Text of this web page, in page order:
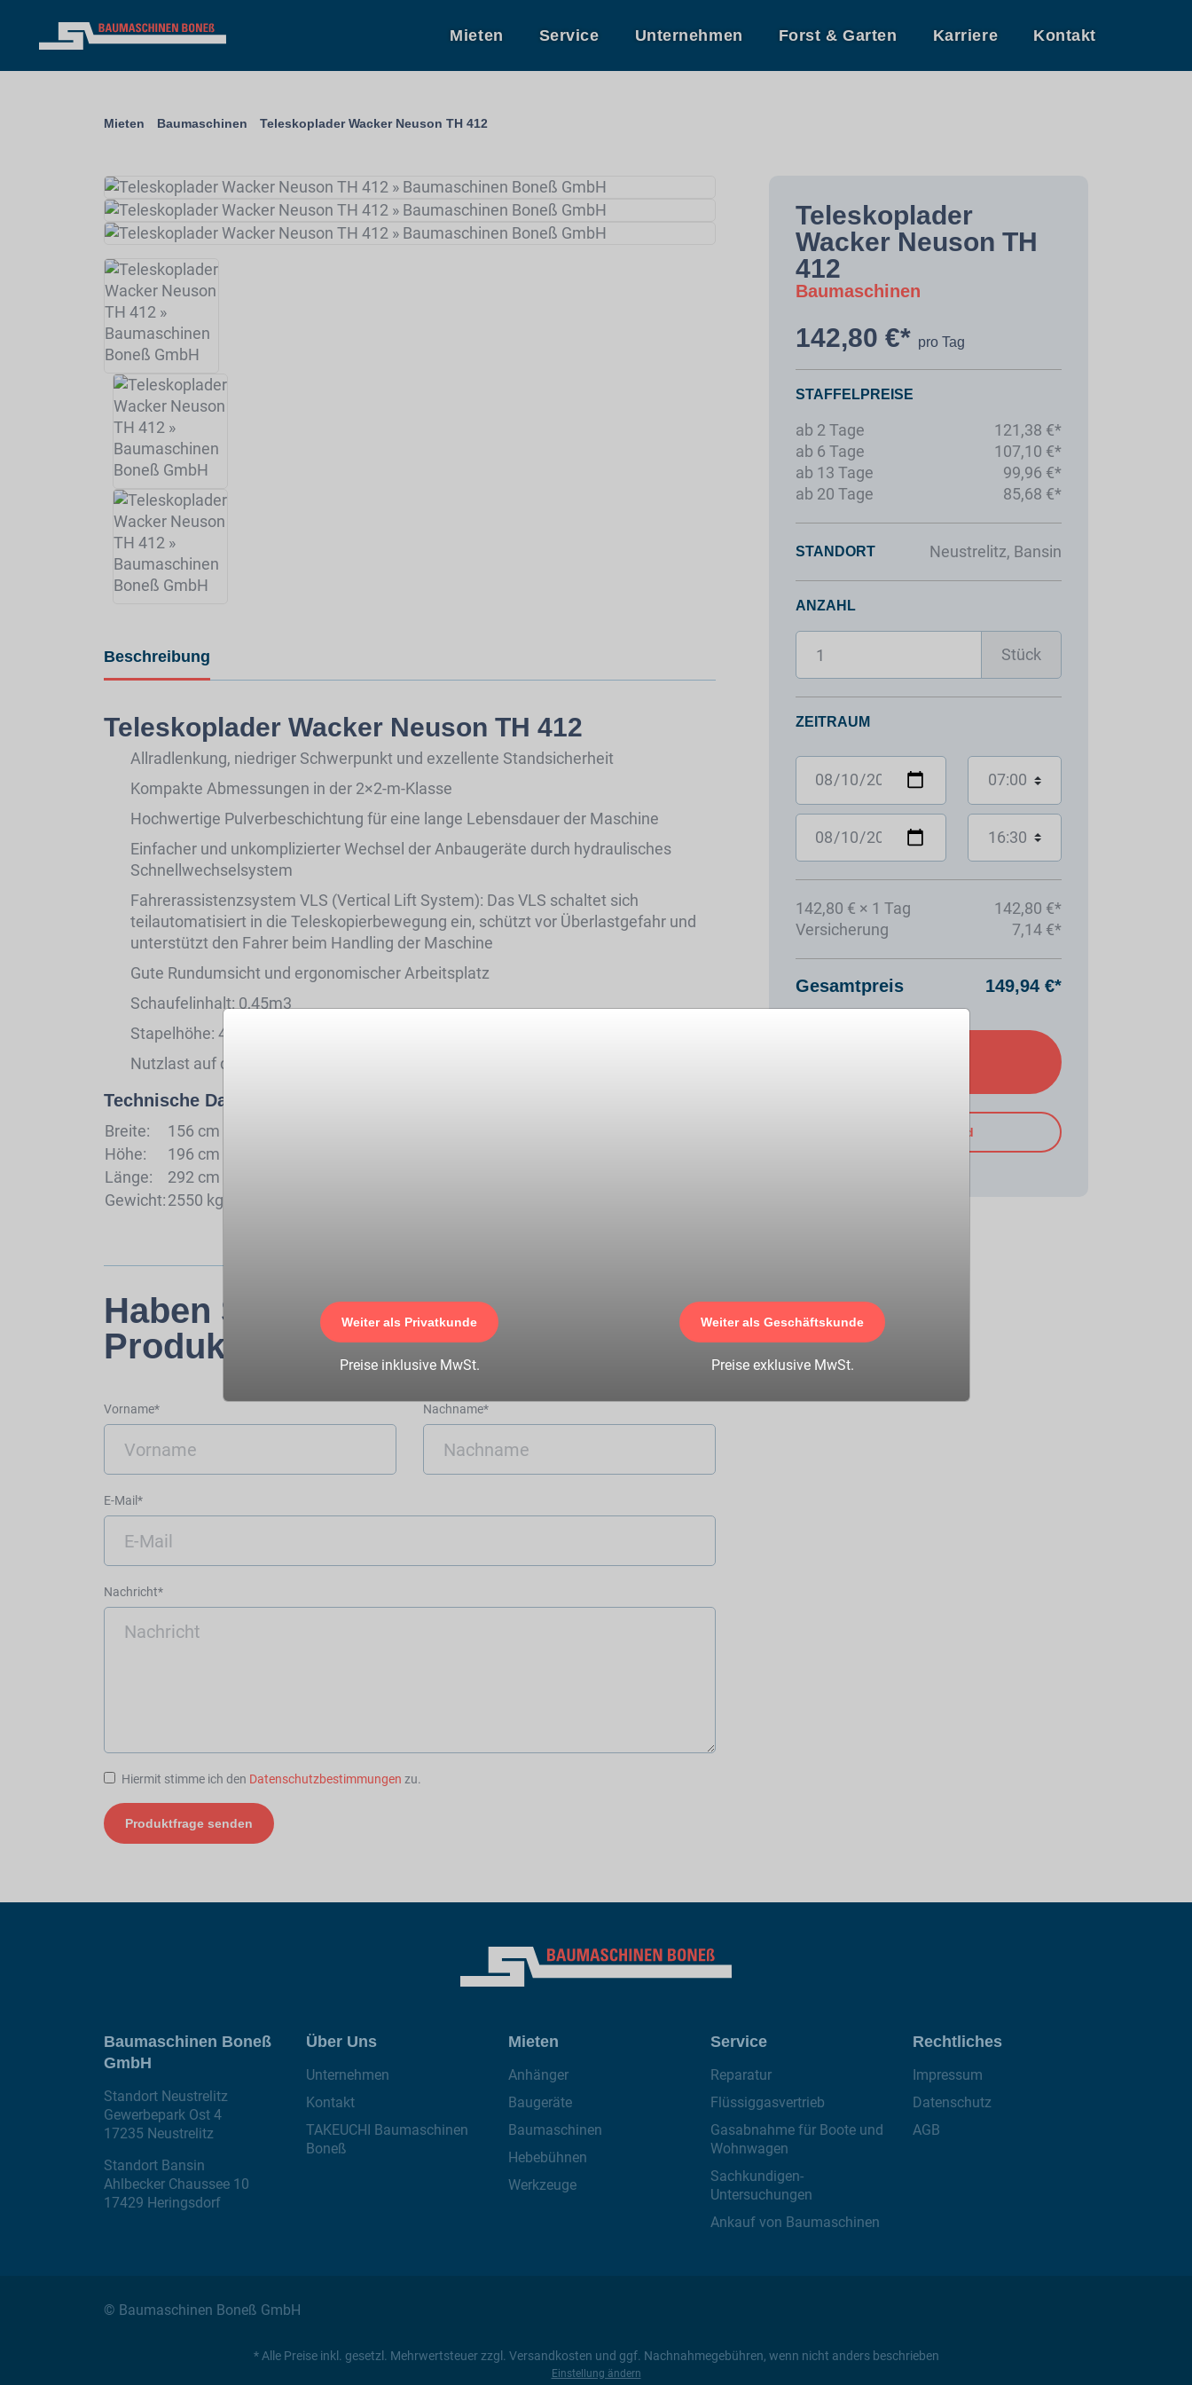
Mieten Service Unternehmen Forst & Garten Karriere Kontakt
Mieten Baumaschinen Teleskoplader Wacker Neuson TH 412
Teleskoplader
Wacker Neuson TH
412
Baumaschinen
142,80 €* pro Tag
STAFFELPREISE
ab 2 Tage
121,38 €*
ab 6 Tage
107,10 €*
ab 13 Tage
99,96 €*
ab 20 Tage
85,68 €*
STANDORT Neustrelitz, Bansin
ANZAHL
Stück
ZEITRAUM
142,80 € × 1 Tag
142,80 €*
Versicherung
7,14 €*
Gesamtpreis 149,94 €*
PDF Download
Beschreibung
Teleskoplader Wacker Neuson TH 412
Allradlenkung, niedriger Schwerpunkt und exzellente Standsicherheit
Kompakte Abmessungen in der 2×2-m-Klasse
Hochwertige Pulverbeschichtung für eine lange Lebensdauer der Maschine
Einfacher und unkomplizierter Wechsel der Anbaugeräte durch hydraulisches
Schnellwechselsystem
Fahrerassistenzsystem VLS (Vertical Lift System): Das VLS schaltet sich
teilautomatisiert in die Teleskopierbewegung ein, schützt vor Überlastgefahr und
unterstützt den Fahrer beim Handling der Maschine
Gute Rundumsicht und ergonomischer Arbeitsplatz
Schaufelinhalt: 0,45m3
Stapelhöhe: 4,26m
Nutzlast auf der Gabel: 1250kg
Technische Daten
Breite:
156 cm
Höhe:
196 cm
Länge:
292 cm
Gewicht:2550 kg
Haben Sie Fragen zu diesem
Produkt?
Vorname* Nachname*
E-Mail*
Nachricht*
Hiermit stimme ich den Datenschutzbestimmungen zu.
Produktfrage senden
Baumaschinen Boneß
GmbH
Standort Neustrelitz
Gewerbepark Ost 4
17235 Neustrelitz
Standort Bansin
Ahlbecker Chaussee 10
17429 Heringsdorf
Über Uns
Unternehmen
Kontakt
TAKEUCHI Baumaschinen
Boneß
Mieten
Anhänger
Baugeräte
Baumaschinen
Hebebühnen
Werkzeuge
Service
Reparatur
Flüssiggasvertrieb
Gasabnahme für Boote und
Wohnwagen
Sachkundigen-
Untersuchungen
Ankauf von Baumaschinen
Rechtliches
Impressum
Datenschutz
AGB
© Baumaschinen Boneß GmbH
* Alle Preise inkl. gesetzl. Mehrwertsteuer zzgl. Versandkosten und ggf. Nachnahmegebühren, wenn nicht anders beschrieben
Einstellung ändern
Weiter als Privatkunde
Preise inklusive MwSt.
Weiter als Geschäftskunde
Preise exklusive MwSt.